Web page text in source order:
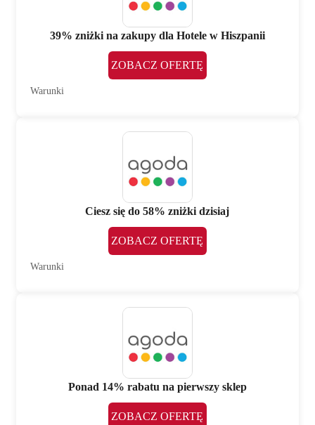
39% zniżki na zakupy dla Hotele w Hiszpanii
ZOBACZ OFERTĘ
Warunki
Ciesz się do 58% zniżki dzisiaj
ZOBACZ OFERTĘ
Warunki
Ponad 14% rabatu na pierwszy sklep
ZOBACZ OFERTĘ